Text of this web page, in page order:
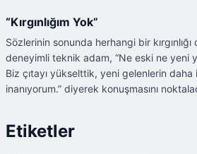
“Kırgınlığım Yok”
Sözlerinin sonunda herhangi bir kırgınlığı
deneyimli teknik adam, “Ne eski ne yeni
Biz çıtayı yükselttik, yeni gelenlerin daha
inanıyorum.” diyerek konuşmasını
Etiketler